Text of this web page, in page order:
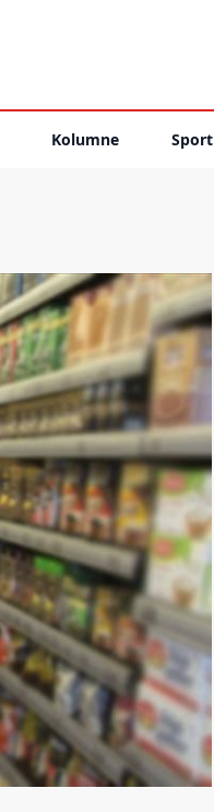
Kolumne Sport